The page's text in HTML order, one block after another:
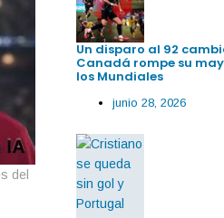
del
Un disparo al 92
Canadá rompe su
los Mundiales
junio 28, 2026